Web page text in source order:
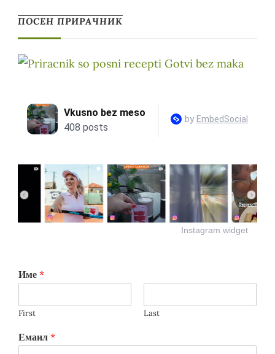
ПОСЕН ПРИРАЧНИК
Instagram widget
Име *
First Last
Емаил *